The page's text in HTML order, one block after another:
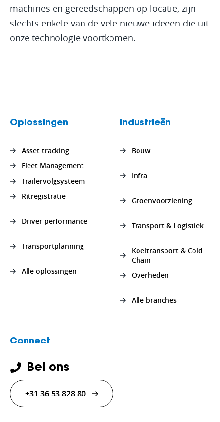
machines en gereedschappen op locatie, zijn
slechts enkele van de vele nieuwe ideeën die uit
onze technologie voortkomen.
Oplossingen
Asset tracking
Fleet Management
Trailervolgsysteem
Ritregistratie
Driver performance
Transportplanning
Alle oplossingen
Industrieën
Bouw
Infra
Groenvoorziening
Transport & Logistiek
Koeltransport & Cold
Chain
Overheden
Alle branches
Connect
Bel ons
+31 36 53 828 80